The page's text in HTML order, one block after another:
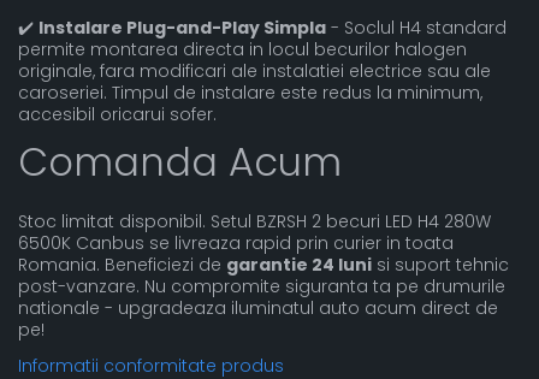
✔️ Instalare Plug-and-Play Simpla - Soclul H4 standard
permite montarea directa in locul becurilor halogen
originale, fara modificari ale instalatiei electrice sau ale
caroseriei. Timpul de instalare este redus la minimum,
accesibil oricarui sofer.
Comanda Acum
Stoc limitat disponibil. Setul BZRSH 2 becuri LED H4 280W
6500K Canbus se livreaza rapid prin curier in toata
Romania. Beneficiezi de garantie 24 luni si suport tehnic
post-vanzare. Nu compromite siguranta ta pe drumurile
nationale - upgradeaza iluminatul auto acum direct de
pe!
Informatii conformitate produs